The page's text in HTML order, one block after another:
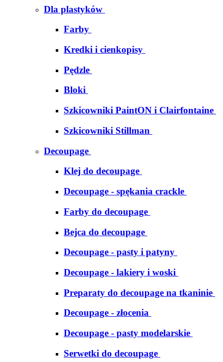
Dla plastyków
Farby
Kredki i cienkopisy
Pędzle
Bloki
Szkicowniki PaintON i Clairfontaine
Szkicowniki Stillman
Decoupage
Klej do decoupage
Decoupage - spękania crackle
Farby do decoupage
Bejca do decoupage
Decoupage - pasty i patyny
Decoupage - lakiery i woski
Preparaty do decoupage na tkaninie
Decoupage - złocenia
Decoupage - pasty modelarskie
Serwetki do decoupage